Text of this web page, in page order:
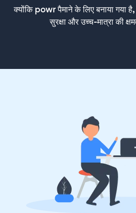
क्योंकि powr पैमाने के लिए बनाया गया
सुरक्षा और उच्च-मात्रा की